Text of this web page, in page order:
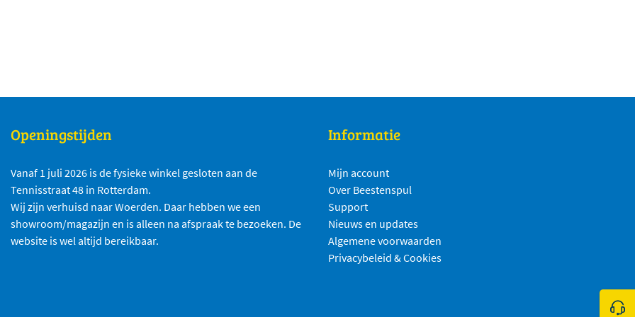
Openingstijden
Vanaf 1 juli 2026 is de fysieke winkel gesloten aan de
Tennisstraat 48 in Rotterdam.
Wij zijn verhuisd naar Woerden. Daar hebben we een
showroom/magazijn en is alleen na afspraak te bezoeken. De
website is wel altijd bereikbaar.
Informatie
Mijn account
Over Beestenspul
Support
Nieuws en updates
Algemene voorwaarden
Privacybeleid & Cookies
Klik